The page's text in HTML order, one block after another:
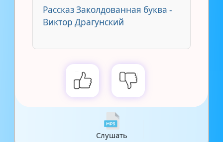
Рассказ Заколдованная буква -
Виктор Драгунский
Слушать